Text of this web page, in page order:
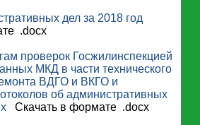
дел за 2018 год
.docx
проверок Госжилинспекцией
МКД в части технического
ВДГО и ВКГО и
об административных
Скачать в формате .docx